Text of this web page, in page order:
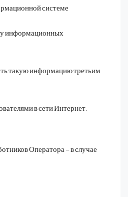
системе
информационных
такую информацию третьим
в сети Интернет.
Оператора – в случае